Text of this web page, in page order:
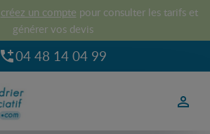
créez un compte pour consulter les tarifs et
générer vos devis
04 48 14 04 99
